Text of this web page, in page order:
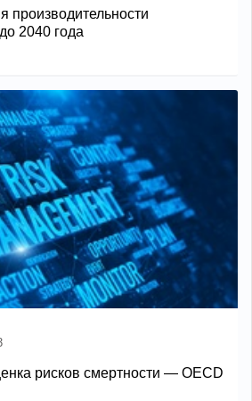
производительности
2040 года
рисков смертности — OECD